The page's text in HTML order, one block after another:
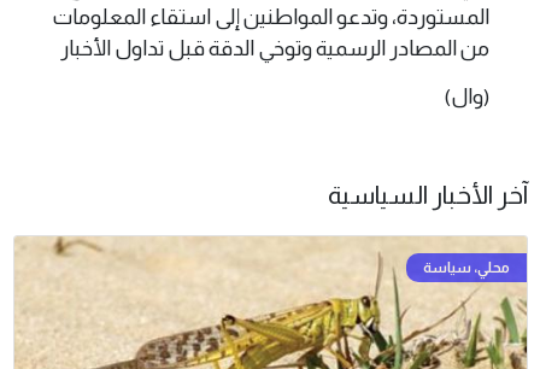
المستوردة، وتدعو المواطنين إلى استقاء المعلومات
من المصادر الرسمية وتوخي الدقة قبل تداول الأخبار
(وال)
آخر الأخبار السياسية